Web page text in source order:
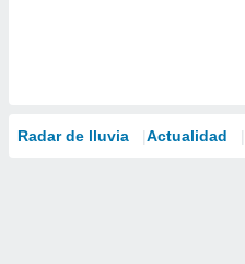
Radar de lluvia Actualidad